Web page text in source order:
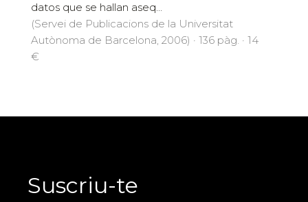
datos que se hallan aseq...
(Servei de Publicacions de la Universitat
Autònoma de Barcelona, 2006) · 136 pàg. · 14
€
Suscriu-te